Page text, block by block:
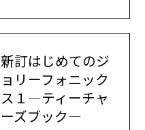
新訂はじめてのジ
ョリーフォニック
ス１―ティーチャ
ーズブック―